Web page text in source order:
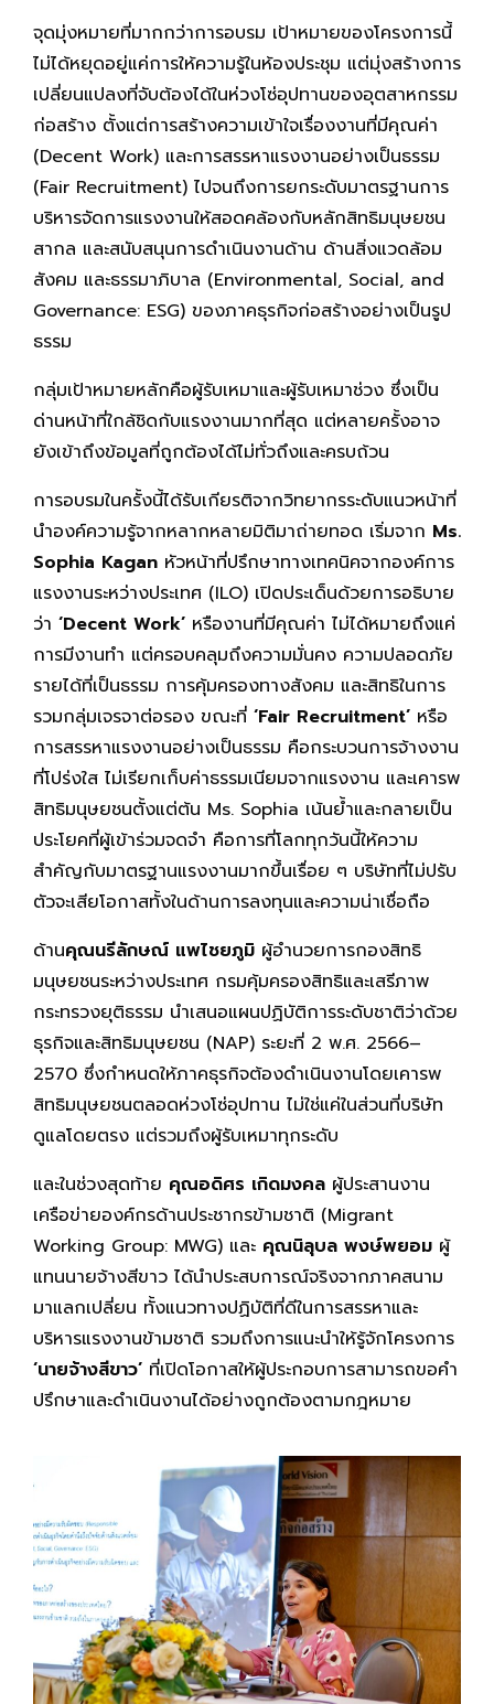
จุดมุ่งหมายที่มากกว่าการอบรม เป้าหมายของโครงการนี้
ไม่ได้หยุดอยู่แค่การให้ความรู้ในห้องประชุม แต่มุ่งสร้างการ
เปลี่ยนแปลงที่จับต้องได้ในห่วงโซ่อุปทานของอุตสาหกรรม
ก่อสร้าง ตั้งแต่การสร้างความเข้าใจเรื่องงานที่มีคุณค่า
(Decent Work) และการสรรหาแรงงานอย่างเป็นธรรม
(Fair Recruitment) ไปจนถึงการยกระดับมาตรฐานการ
บริหารจัดการแรงงานให้สอดคล้องกับหลักสิทธิมนุษยชน
สากล และสนับสนุนการดำเนินงานด้าน ด้านสิ่งแวดล้อม
สังคม และธรรมาภิบาล (Environmental, Social, and
Governance: ESG) ของภาคธุรกิจก่อสร้างอย่างเป็นรูป
ธรรม
กลุ่มเป้าหมายหลักคือผู้รับเหมาและผู้รับเหมาช่วง ซึ่งเป็น
ด่านหน้าที่ใกล้ชิดกับแรงงานมากที่สุด แต่หลายครั้งอาจ
ยังเข้าถึงข้อมูลที่ถูกต้องได้ไม่ทั่วถึงและครบถ้วน
การอบรมในครั้งนี้ได้รับเกียรติจากวิทยากรระดับแนวหน้าที่
นำองค์ความรู้จากหลากหลายมิติมาถ่ายทอด เริ่มจาก Ms.
Sophia Kagan หัวหน้าที่ปรึกษาทางเทคนิคจากองค์การ
แรงงานระหว่างประเทศ (ILO) เปิดประเด็นด้วยการอธิบาย
ว่า ‘Decent Work’ หรืองานที่มีคุณค่า ไม่ได้หมายถึงแค่
การมีงานทำ แต่ครอบคลุมถึงความมั่นคง ความปลอดภัย
รายได้ที่เป็นธรรม การคุ้มครองทางสังคม และสิทธิในการ
รวมกลุ่มเจรจาต่อรอง ขณะที่ ‘Fair Recruitment’ หรือ
การสรรหาแรงงานอย่างเป็นธรรม คือกระบวนการจ้างงาน
ที่โปร่งใส ไม่เรียกเก็บค่าธรรมเนียมจากแรงงาน และเคารพ
สิทธิมนุษยชนตั้งแต่ต้น Ms. Sophia เน้นย้ำและกลายเป็น
ประโยคที่ผู้เข้าร่วมจดจำ คือการที่โลกทุกวันนี้ให้ความ
สำคัญกับมาตรฐานแรงงานมากขึ้นเรื่อย ๆ บริษัทที่ไม่ปรับ
ตัวจะเสียโอกาสทั้งในด้านการลงทุนและความน่าเชื่อถือ
ด้านคุณนรีลักษณ์ แพไชยภูมิ ผู้อำนวยการกองสิทธิ
มนุษยชนระหว่างประเทศ กรมคุ้มครองสิทธิและเสรีภาพ
กระทรวงยุติธรรม นำเสนอแผนปฏิบัติการระดับชาติว่าด้วย
ธุรกิจและสิทธิมนุษยชน (NAP) ระยะที่ 2 พ.ศ. 2566–
2570 ซึ่งกำหนดให้ภาคธุรกิจต้องดำเนินงานโดยเคารพ
สิทธิมนุษยชนตลอดห่วงโซ่อุปทาน ไม่ใช่แค่ในส่วนที่บริษัท
ดูแลโดยตรง แต่รวมถึงผู้รับเหมาทุกระดับ
และในช่วงสุดท้าย คุณอดิศร เกิดมงคล ผู้ประสานงาน
เครือข่ายองค์กรด้านประชากรข้ามชาติ (Migrant
Working Group: MWG) และ คุณนิลุบล พงษ์พยอม ผู้
แทนนายจ้างสีขาว ได้นำประสบการณ์จริงจากภาคสนาม
มาแลกเปลี่ยน ทั้งแนวทางปฏิบัติที่ดีในการสรรหาและ
บริหารแรงงานข้ามชาติ รวมถึงการแนะนำให้รู้จักโครงการ
‘นายจ้างสีขาว’ ที่เปิดโอกาสให้ผู้ประกอบการสามารถขอคำ
ปรึกษาและดำเนินงานได้อย่างถูกต้องตามกฎหมาย